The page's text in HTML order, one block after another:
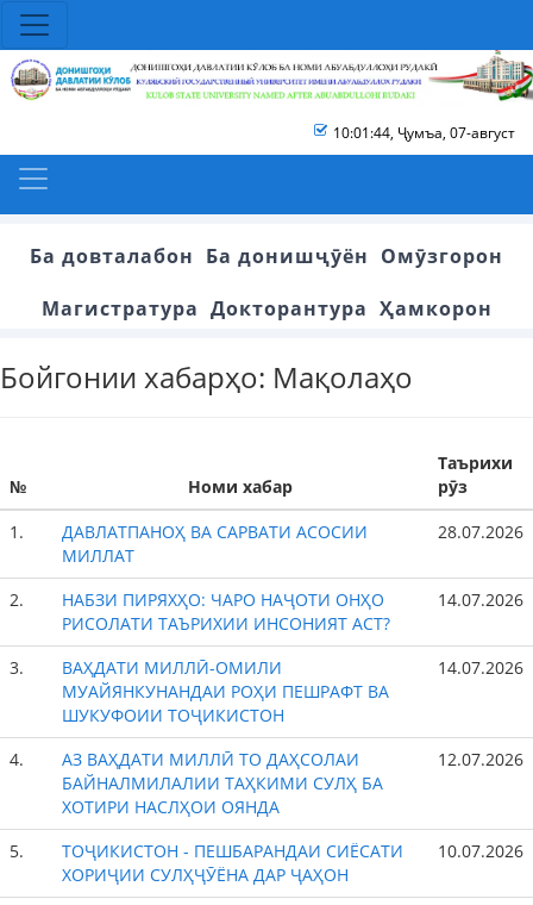
10:01:45, Ҷумъа, 07-август
Ба довталабон Ба донишҷӯён Омӯзгорон
Магистратура Докторантура Ҳамкорон
Бойгонии хабарҳо: Мақолаҳо
№ Номи хабар
Таърихи
рӯз
1.
ДАВЛАТПАНОҲ ВА САРВАТИ АСОСИИ
МИЛЛАТ
28.07.2026
2.
НАБЗИ ПИРЯХҲО: ЧАРО НАҶОТИ ОНҲО
РИСОЛАТИ ТАЪРИХИИ ИНСОНИЯТ АСТ?
14.07.2026
3.
ВАҲДАТИ МИЛЛӢ-ОМИЛИ
МУАЙЯНКУНАНДАИ РОҲИ ПЕШРАФТ ВА
ШУКУФОИИ ТОҶИКИСТОН
14.07.2026
4.
АЗ ВАҲДАТИ МИЛЛӢ ТО ДАҲСОЛАИ
БАЙНАЛМИЛАЛИИ ТАҲКИМИ СУЛҲ БА
ХОТИРИ НАСЛҲОИ ОЯНДА
12.07.2026
5.
ТОҶИКИСТОН - ПЕШБАРАНДАИ СИЁСАТИ
ХОРИҶИИ СУЛҲҶӮЁНА ДАР ҶАҲОН
10.07.2026